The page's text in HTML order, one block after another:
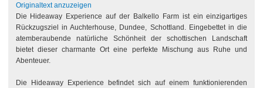
Originaltext anzuzeigen
Die Hideaway Experience auf der Balkello Farm ist ein einzigartiges
Rückzugsziel in Auchterhouse, Dundee, Schottland. Eingebettet in die
atemberaubende natürliche Schönheit der schottischen Landschaft
bietet dieser charmante Ort eine perfekte Mischung aus Ruhe und
Abenteuer.
Die Hideaway Experience befindet sich auf einem funktionierenden